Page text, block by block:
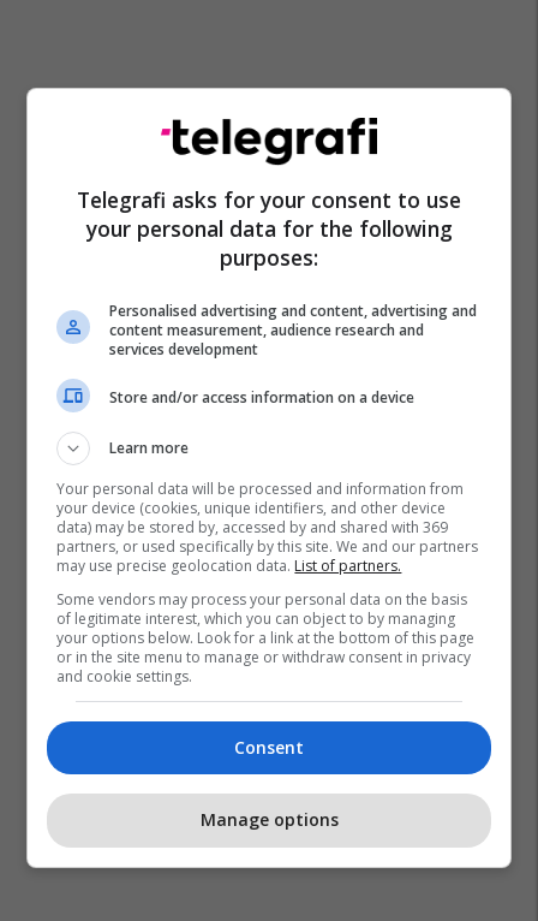
Telegrafi asks for your consent to use
your personal data for the following
purposes:
Personalised advertising and content, advertising and
content measurement, audience research and
services development
Store and/or access information on a device
Learn more
Your personal data will be processed and information from
your device (cookies, unique identifiers, and other device
data) may be stored by, accessed by and shared with 369
partners, or used specifically by this site. We and our partners
may use precise geolocation data. List of partners.
Some vendors may process your personal data on the basis
of legitimate interest, which you can object to by managing
your options below. Look for a link at the bottom of this page
or in the site menu to manage or withdraw consent in privacy
and cookie settings.
Consent
Manage options